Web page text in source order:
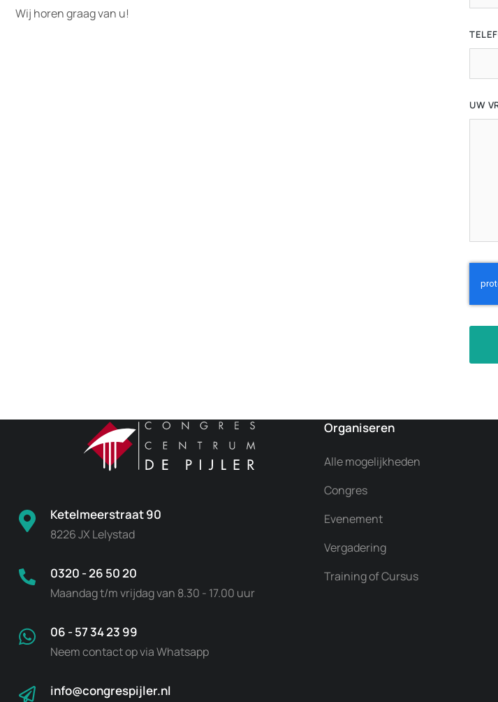
Wij horen graag van u!
UW
Ketelmeerstraat 90
8226 JX Lelystad
0320 - 26 50 20
Maandag t/m vrijdag van 8.30 - 17.00 uur
06 - 57 34 23 99
Neem contact op via Whatsapp
info@congrespijler.nl
Organiseren
Alle mogelijkheden
Congres
Evenement
Vergadering
Training of Cursus